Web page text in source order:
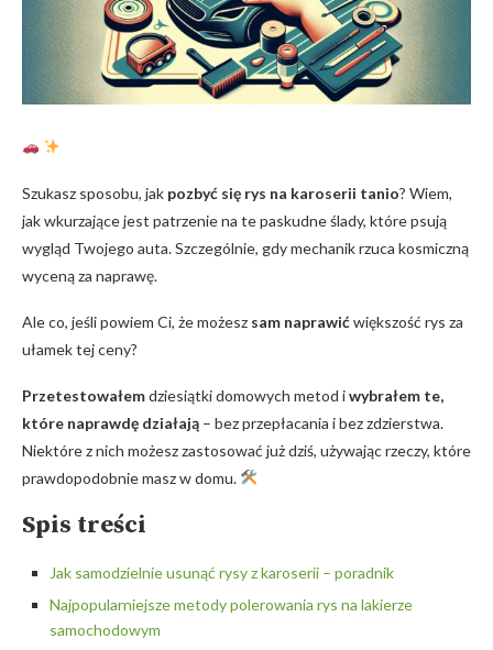
Szukasz sposobu, ⁤jak pozbyć się rys na karoserii ​tanio? Wiem,
jak ​wkurzające jest patrzenie na te paskudne ślady, które psują
wygląd ⁤Twojego auta. Szczególnie, gdy mechanik ⁤rzuca kosmiczną
wyceną ‍za naprawę.
Ale co, jeśli powiem Ci, że możesz sam naprawić​większość⁣ rys za⁢
ułamek tej ceny?
Przetestowałemdziesiątki ⁢domowych ⁢metod iwybrałem⁤ te,
które naprawdę działają – bez przepłacania i bez zdzierstwa.
Niektóre ‍z nich możesz zastosować ‍już dziś, używając rzeczy, które
prawdopodobnie masz w ⁣domu.
Spis treści
Jak samodzielnie‍ usunąć rysy z karoserii‌ – poradnik
Najpopularniejsze ⁤metody polerowania ⁢rys na ⁢lakierze
samochodowym